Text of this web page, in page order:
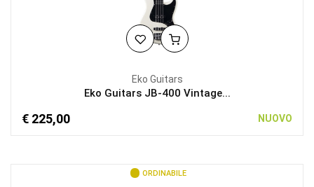
Eko Guitars
Eko Guitars JB-400 Vintage...
€ 225,00 NUOVO
ORDINABILE